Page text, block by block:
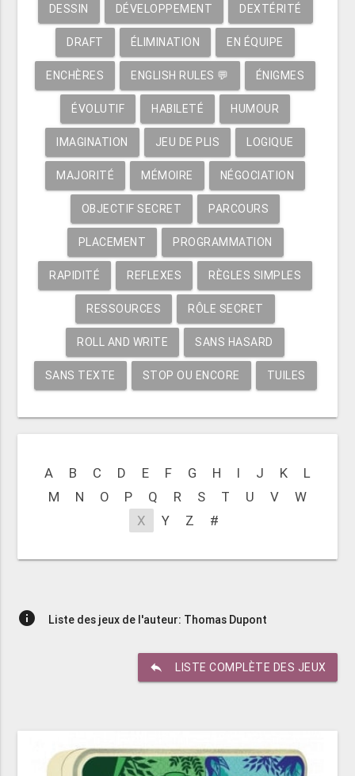
DESSIN DÉVELOPPEMENT DEXTÉRITÉ
DRAFT ÉLIMINATION EN ÉQUIPE
ENCHÈRES ENGLISH RULES 💬 ÉNIGMES
ÉVOLUTIF HABILETÉ HUMOUR
IMAGINATION JEU DE PLIS LOGIQUE
MAJORITÉ MÉMOIRE NÉGOCIATION
OBJECTIF SECRET PARCOURS
PLACEMENT PROGRAMMATION
RAPIDITÉ REFLEXES RÈGLES SIMPLES
RESSOURCES RÔLE SECRET
ROLL AND WRITE SANS HASARD
SANS TEXTE STOP OU ENCORE TUILES
A B C D E F G H I J K
L
M
N O P Q R S T U V
W
X
Y Z #
info Liste des jeux de l'auteur: Thomas Dupont
reply LISTE COMPLÈTE DES JEUX